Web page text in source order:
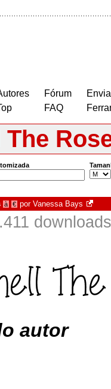
Fórum
FAQ
à € por Vanessa Bays
autor